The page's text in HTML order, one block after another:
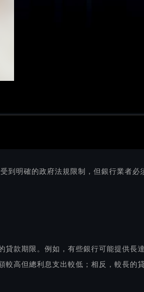
到明確的政府法規限制，但銀行業者必
款期限。例如，有些銀行可能提供長
高但總利息支出較低；相反，較長的